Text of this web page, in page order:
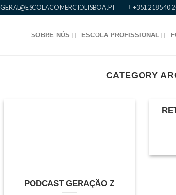
GERAL@ESCOLACOMERCIOLISBOA.PT +351 218 540
SOBRE NÓS ESCOLA PROFISSIONAL
CATEGORY
PODCAST GERAÇÃO Z